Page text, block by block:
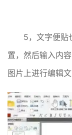
5，文字便贴
置，然后输入内
图片上进行编辑